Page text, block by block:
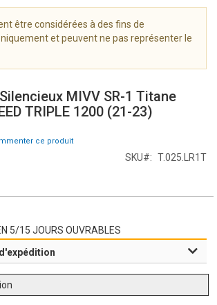
MIVV SR-1 Titane
TRIPLE 1200 (21-23)
ce produit
SKU T.025.LR1T
5/15 JOURS OUVRABLES
être considérées à des fins de
et peuvent ne pas représenter le